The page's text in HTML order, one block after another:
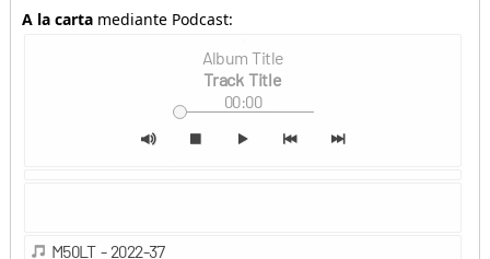
A la cartamediante Podcast: